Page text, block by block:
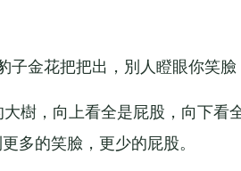
金花把把出，別人瞪眼你笑臉
，向上看全是屁股，向下看
多的笑臉，更少的屁股。